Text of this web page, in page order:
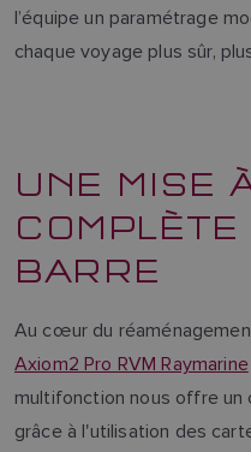
l’équipe un paramétrage
chaque voyage plus sûr,
UNE MISE
BARRE
Au cœur du
Axiom2 Pro RVM Raymarine
multifonction nous offre un
grâce à l'utilisation des